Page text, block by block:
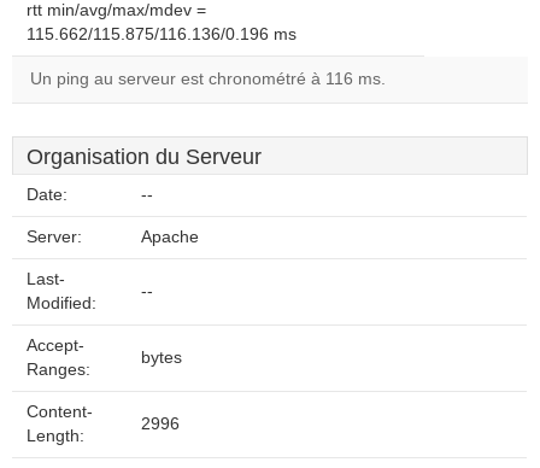
rtt min/avg/max/mdev =
115.662/115.875/116.136/0.196 ms
Un ping au serveur est chronométré à 116 ms.
Organisation du Serveur
Date: --
Server: Apache
Last-
Modified:
--
Accept-
Ranges:
bytes
Content-
Length:
2996